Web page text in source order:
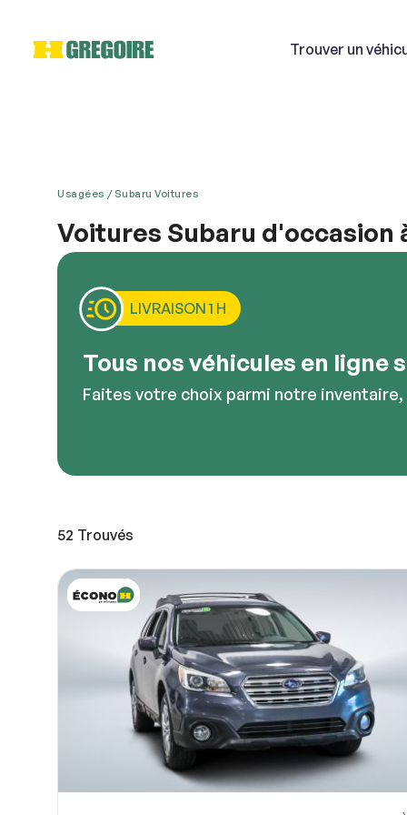
Trouver un
Usagées Subaru Voitures
Voitures Subaru d'occasion
Si vous vivez à Gatineau et avez pensé à faire
HGrégoire, situé près d’Ottawa et de
différentes marques. Subaru a une magnifique
contemporain. Choisissez Subaru si vous êtes à
LIVRAISON 1 H
Tous nos véhicules en ligne
Faites votre choix parmi notre
52 Trouvés
ou